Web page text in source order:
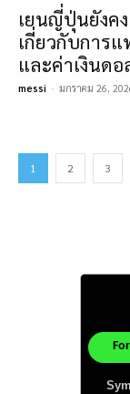
เยนญี่ปุ่นยังค
เกี่ยวกับการ
และค่าเงินด
messi - มกราคม 26,
1 2 3